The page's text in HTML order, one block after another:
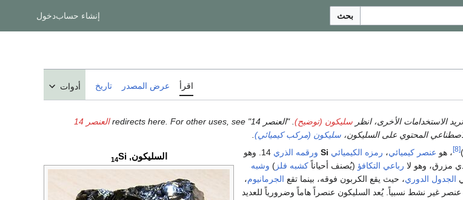
بحث إنشاء حسابدخول
اقرأ عرض المصدر تاريخ أدوات
الاستخدامات الأخرى، انظر سليكون (توضيح) "العنصر 14" redirects here. For other uses, see
العنصر 14
المحتوي على السليكون، سليكون (مركب كيميائي)
السليكون, 14Si )
[8] ، هو عنصر كيميائي، رمزه الكيميائي Si ورقمه الذري
14. وهو
مزرق، وهو لا رباعي التكافؤ (يُصنف أحياناً كشبه فلز ) وشبه
الجدول الدوري، حيث يقع الكربون فوقه، بينما تقع الجرمانيوم،
غير نشط نسبياً. يُعد السليكون عنصراً هاماً وضرورياً للعديد